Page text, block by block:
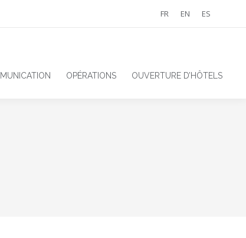
FR EN ES
OPÉRATIONS OUVERTURE D’HÔTELS